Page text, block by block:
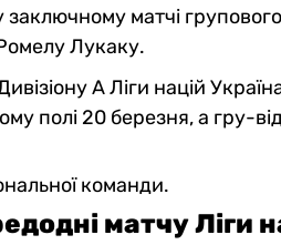
матчі
Лукаку.
А Ліги націй
полі 20 березня, а гру-
команди.
матчу Ліги